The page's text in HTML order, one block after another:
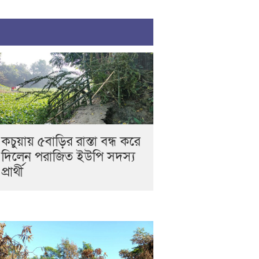
কচুয়ায় ৫বাড়ির রাস্তা বন্ধ করে
দিলেন পরাজিত ইউপি সদস্য
প্রার্থী